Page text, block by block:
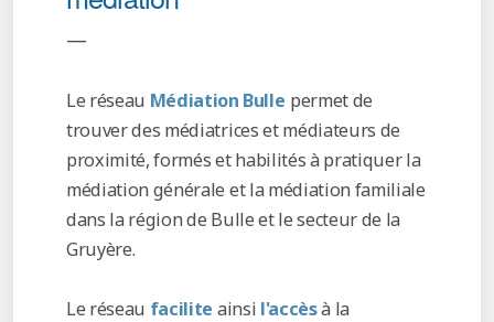
—
Le réseau Médiation Bulle permet de
trouver des médiatrices et médiateurs de
proximité, formés et habilités à pratiquer la
médiation générale et la médiation familiale
dans la région de Bulle et le secteur de la
Gruyère.
Le réseau facilite ainsi l'accèsà la